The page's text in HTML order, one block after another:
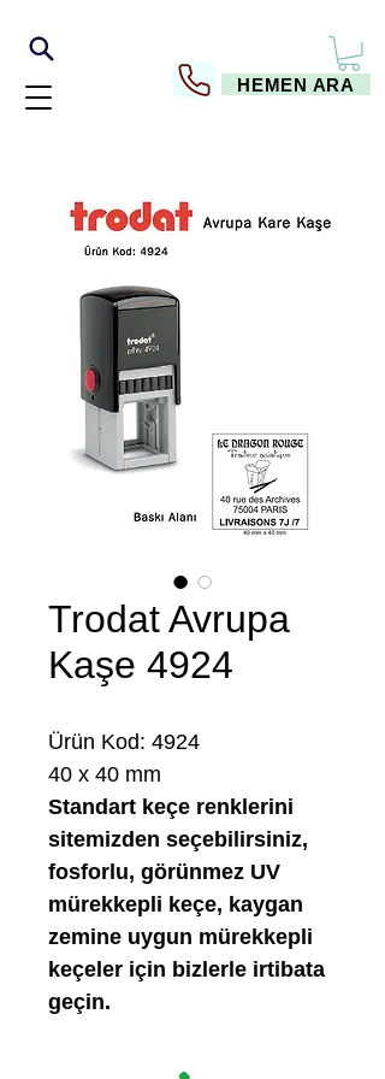
HEMEN ARA
Trodat Avrupa
Kaşe 4924
Ürün Kod: 4924
40 x 40 mm
Standart keçe renklerini
sitemizden seçebilirsiniz,
fosforlu, görünmez UV
mürekkepli keçe, kaygan
zemine uygun mürekkepli
keçeler için bizlerle irtibata
geçin.